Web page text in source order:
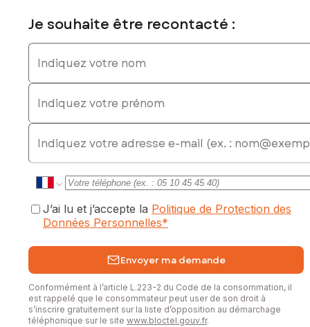
Je souhaite être recontacté :
Indiquez votre nom
Indiquez votre prénom
E-mail
J’ai lu et j’accepte la Politique de Protection des
Données Personnelles*
Envoyer ma demande
Conformément à l’article L.223-2 du Code de la consommation, il
est rappelé que le consommateur peut user de son droit à
s’inscrire gratuitement sur la liste d’opposition au démarchage
téléphonique sur le site www.bloctel.gouv.fr.